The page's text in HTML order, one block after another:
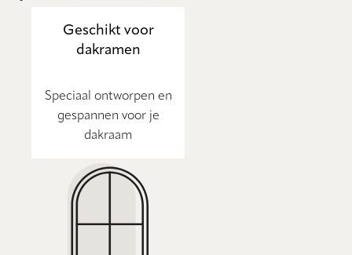
Geschikt voor
dakramen
Speciaal ontworpen en
gespannen voor je
dakraam